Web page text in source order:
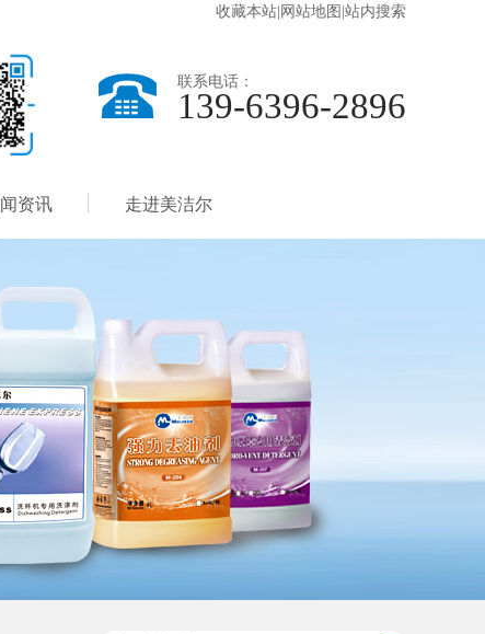
收藏本站 网站地图 站内搜索
联系电话：
139-6396-2896
资讯 走进美洁尔